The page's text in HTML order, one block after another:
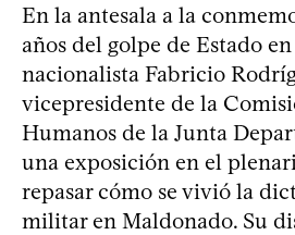
En la antesala a la
años del golpe de Estado
nacionalista Fabricio
vicepresidente de la
Humanos de la Junta
una exposición en el
repasar cómo se vivió la
militar en Maldonado. Su